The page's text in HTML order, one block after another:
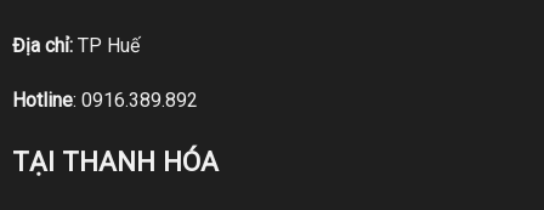
Địa chỉ:TP Huế
Hotline: 0916.389.892
TẠI THANH HÓA